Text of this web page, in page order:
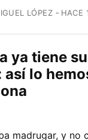
LÓPEZ HACE
ya tiene
así lo
madrugar, y no